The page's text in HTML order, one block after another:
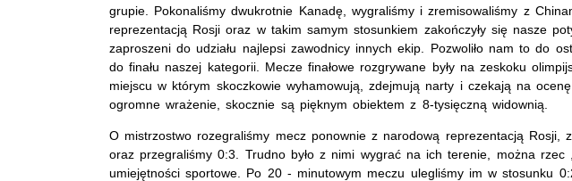
grupie. Pokonaliśmy dwukrotnie Kanadę, wygraliśmy i zremisowaliśmy z
reprezentacją Rosji oraz w takim samym stosunkiem zakończyły się nasze
zaproszeni do udziału najlepsi zawodnicy innych ekip. Pozwoliło nam to do
do finału naszej kategorii. Mecze finałowe rozgrywane były na zeskoku
miejscu w którym skoczkowie wyhamowują, zdejmują narty i czekają na
ogromne wrażenie, skocznie są pięknym obiektem z 8-tysięczną widownią.
O mistrzostwo rozegraliśmy mecz ponownie z narodową reprezentacją Rosji,
oraz przegraliśmy 0:3. Trudno było z nimi wygrać na ich terenie, można rzec
umiejętności sportowe. Po 20 - minutowym meczu ulegliśmy im w stosunku